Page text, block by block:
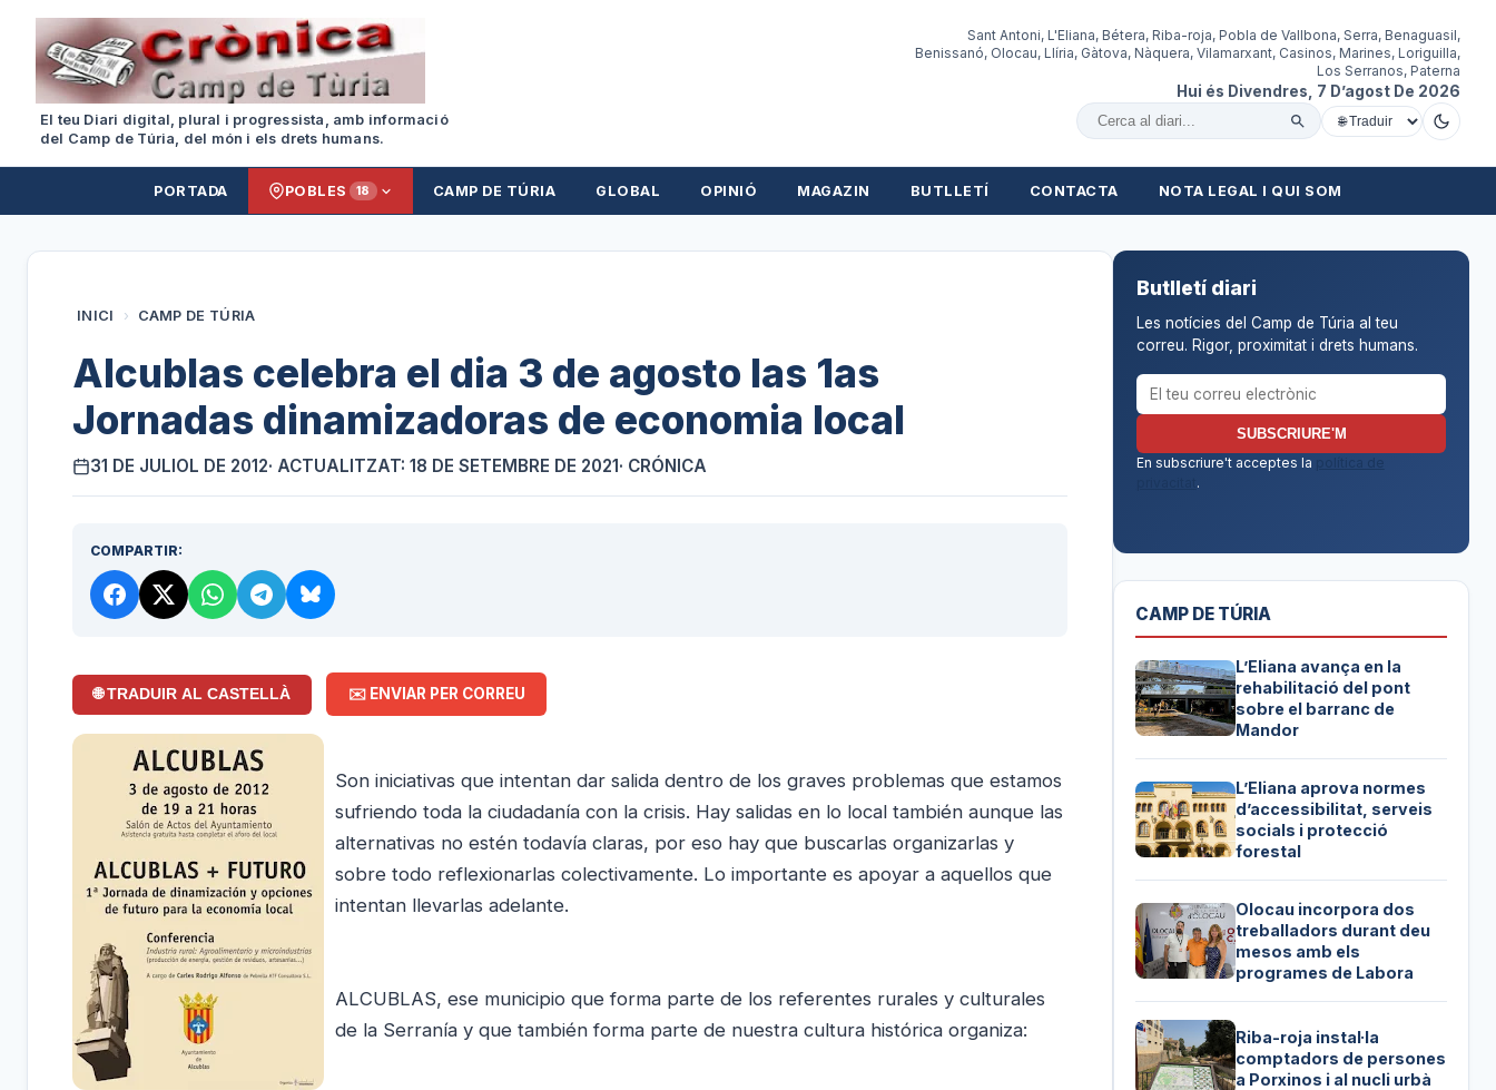
El teu Diari digital, plural i progressista, amb informació
del Camp de Túria, del món i els drets humans.
Sant Antoni, L'Eliana, Bétera, Riba-roja, Pobla de Vallbona, Serra, Benaguasil,
Benissanó, Olocau, Llíria, Gàtova, Nàquera, Vilamarxant, Casinos, Marines, Loriguilla,
Los Serranos, Paterna
Hui és Divendres, 7 D’agost De 2026
Cercar al diari
PORTADA POBLES 18 CAMP DE TÚRIA GLOBAL OPINIÓ MAGAZIN BUTLLETÍ CONTACTA NOTA LEGAL I QUI SOM
INICI › CAMP DE TÚRIA
Alcublas celebra el dia 3 de agosto las 1as
Jornadas dinamizadoras de economia local
31 DE JULIOL DE 2012· ACTUALITZAT: 18 DE SETEMBRE DE 2021· CRÓNICA
COMPARTIR:
🌐 TRADUIR AL CASTELLÀ ✉️ ENVIAR PER CORREU
Son iniciativas que intentan dar salida dentro de los graves problemas que estamos
sufriendo toda la ciudadanía con la crisis. Hay salidas en lo local también aunque las
alternativas no estén todavía claras, por eso hay que buscarlas organizarlas y
sobre todo reflexionarlas colectivamente. Lo importante es apoyar a aquellos que
intentan llevarlas adelante.
ALCUBLAS, ese municipio que forma parte de los referentes rurales y culturales
de la Serranía y que también forma parte de nuestra cultura histórica organiza:
Butlletí diari
Les notícies del Camp de Túria al teu
correu. Rigor, proximitat i drets humans.
Correu electrònic per al butlletí
SUBSCRIURE'M
En subscriure't acceptes la
política de
.
CAMP DE TÚRIA
L’Eliana avança en la
rehabilitació del pont
sobre el barranc de
Mandor
L’Eliana aprova normes
d’accessibilitat, serveis
socials i protecció
forestal
Olocau incorpora dos
treballadors durant deu
mesos amb els
programes de Labora
Riba-roja instal·la
comptadors de persones
a Porxinos i al nucli urbà